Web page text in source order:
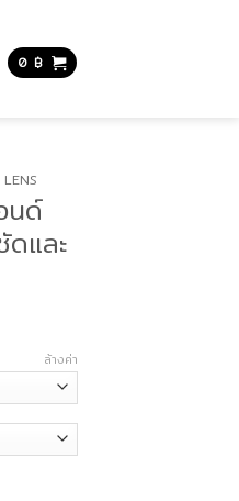
0 ฿
นด์
ดและ
ล้างค่า
าพการมองเห็นคมชัดและเป็นธรรมชา